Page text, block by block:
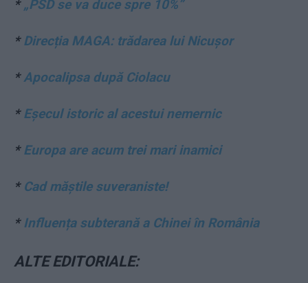
*„PSD se va duce spre 10%”
*Direcția MAGA: trădarea lui Nicușor
*Apocalipsa după Ciolacu
*Eșecul istoric al acestui nemernic
*Europa are acum trei mari inamici
* Cad măștile suveraniste!
* Influența subterană a Chinei în România
ALTE EDITORIALE: